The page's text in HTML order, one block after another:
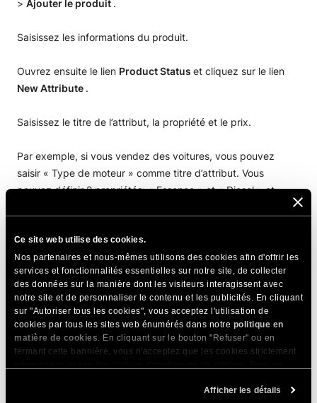
Ce site web utilise des cookies.
Nos partenaires et nous-mêmes utilisons des cookies afin d'offrir les
services et fonctionnalités essentielles sur notre site, de collecter
des données sur la manière dont les visiteurs interagissent avec
notre site et de personnaliser le contenu et les publicités. En cliquant
sur "Autoriser tous les cookies", vous acceptez l'utilisation de
cookies par tous les sites web énumérés dans notre politique en
matière de cookies . En cliquant sur le bouton "Refuser" ou en
fermant cette bannière, vous n'acceptez que les cookies strictement
. Vous pouvez gérer vos préférences
Afficher les détails
> Ajouter le produit .
Saisissez les informations du produit.
Ouvrez ensuite le lien Product Status et cliquez sur le lien
New Attribute .
Saisissez le titre de l’attribut, la propriété et le prix.
Par exemple, si vous vendez des voitures, vous pouvez
saisir « Type de moteur » comme titre d’attribut. Vous
pouvez définir 2 propriétés: « Essence » et « Diesel » et
dans le champPrix associé à la première propriété et
« +1000 » dans le champPrixpour la seconde. Une fois que
vous êtes prêt, enregistrez les modifications.
PARTAGER CET ARTICLE